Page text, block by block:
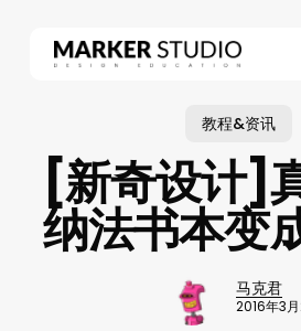
教程&资讯
[新奇设计]
纳法书本变
马克君
2016年3